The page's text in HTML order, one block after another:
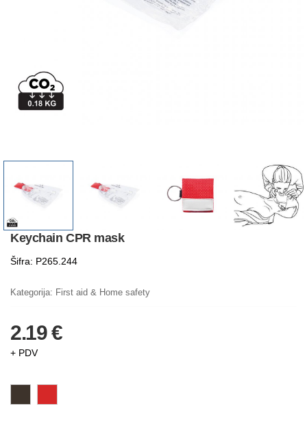
Keychain CPR mask
Šifra: P265.244
Kategorija: First aid & Home safety
2.19 €
+ PDV